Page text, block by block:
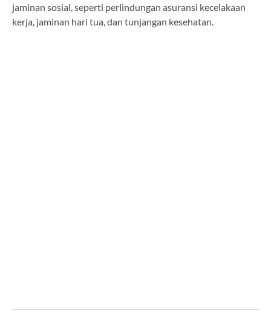
jaminan sosial, seperti perlindungan asuransi kecelakaan
kerja, jaminan hari tua, dan tunjangan kesehatan.